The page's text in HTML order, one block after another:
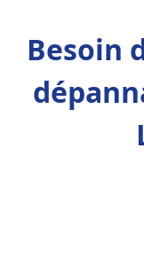
Besoin